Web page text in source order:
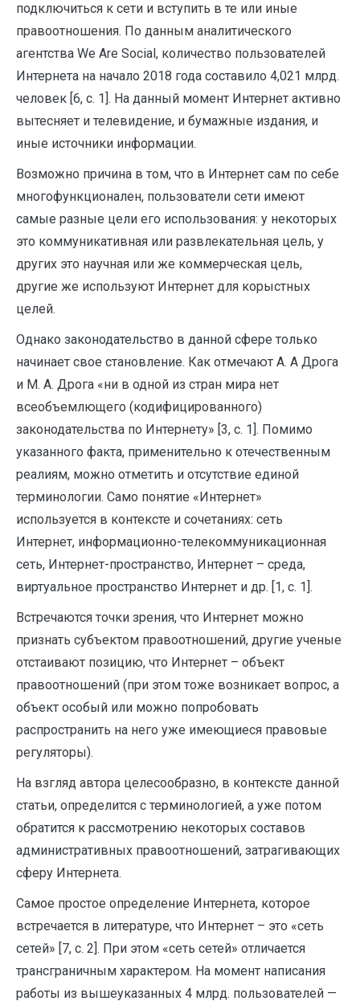
подключиться к сети и вступить в те или иные
правоотношения. По данным аналитического
агентства We Are Social, количество пользователей
Интернета на начало 2018 года составило 4,021 млрд.
человек [6, с. 1]. На данный момент Интернет активно
вытесняет и телевидение, и бумажные издания, и
иные источники информации.
Возможно причина в том, что в Интернет сам по себе
многофункционален, пользователи сети имеют
самые разные цели его использования: у некоторых
это коммуникативная или развлекательная цель, у
других это научная или же коммерческая цель,
другие же используют Интернет для корыстных
целей.
Однако законодательство в данной сфере только
начинает свое становление. Как отмечают А. А Дрога
и М. А. Дрога «ни в одной из стран мира нет
всеобъемлющего (кодифицированного)
законодательства по Интернету» [3, с. 1]. Помимо
указанного факта, применительно к отечественным
реалиям, можно отметить и отсутствие единой
терминологии. Само понятие «Интернет»
используется в контексте и сочетаниях: сеть
Интернет, информационно-телекоммуникационная
сеть, Интернет-пространство, Интернет – среда,
виртуальное пространство Интернет и др. [1, с. 1].
Встречаются точки зрения, что Интернет можно
признать субъектом правоотношений, другие ученые
отстаивают позицию, что Интернет – объект
правоотношений (при этом тоже возникает вопрос, а
объект особый или можно попробовать
распространить на него уже имеющиеся правовые
регуляторы).
На взгляд автора целесообразно, в контексте данной
статьи, определится с терминологией, а уже потом
обратится к рассмотрению некоторых составов
административных правоотношений, затрагивающих
сферу Интернета.
Самое простое определение Интернета, которое
встречается в литературе, что Интернет – это «сеть
сетей» [7, с. 2]. При этом «сеть сетей» отличается
трансграничным характером. На момент написания
работы из вышеуказанных 4 млрд. пользователей —